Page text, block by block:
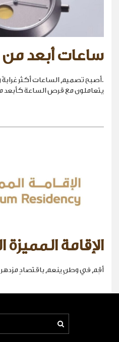
ساعات أبعد
.أصبح تصميم الساعات أكثر غرابةً
يتعاملون مع قرص الساعة كأبعد
الإقامة
أقِم في وطنٍ ينعم باقتصادٍ